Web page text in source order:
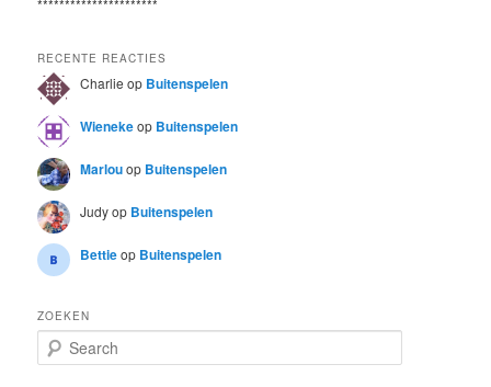
**********************
RECENTE REACTIES
Charlie op Buitenspelen
Wienekeop Buitenspelen
Marlouop Buitenspelen
Judyop Buitenspelen
Bettieop Buitenspelen
ZOEKEN
e